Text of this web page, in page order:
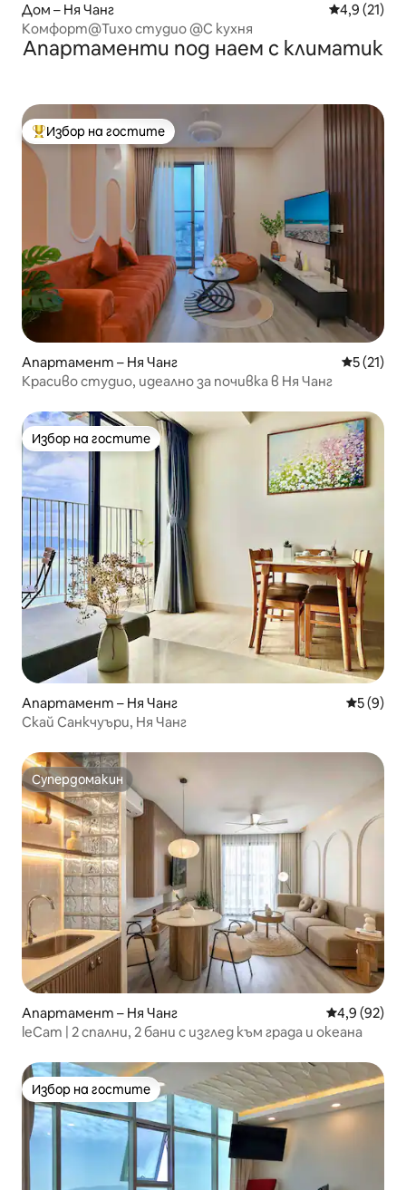
Дом – Ня Чанг Средна
4,9 (21)
Комфорт@Тихо студио @С кухня
Апартаменти под наем с климатик
Най-популярен избор на гостите
Избор на гостите
Апартамент – Ня Чанг Средна
5 (21)
Красиво студио, идеално за почивка в Ня Чанг
Избор на гостите
Избор на гостите
Апартамент – Ня Чанг Средна
5 (9)
Скай Санкчуъри, Ня Чанг
Супердомакин
Супердомакин
Апартамент – Ня Чанг Средна
4,9 (92)
leCam | 2 спални, 2 бани с изглед към града и океана
Избор на гостите
Избор на гостите